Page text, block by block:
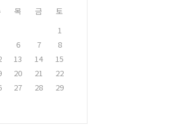
목 금
토
1
6 7
8
13 14
15
20 21
22
27 28
29